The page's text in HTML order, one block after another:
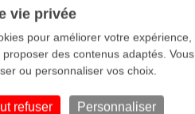
fruitiers >
vie privée
pour améliorer votre expérience,
des contenus adaptés. Vous
ou personnaliser vos choix.
refuser Personnaliser